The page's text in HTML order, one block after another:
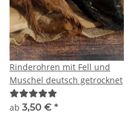
Rinderohren mit Fell und
Muschel deutsch getrocknet
ab 3,50 € *